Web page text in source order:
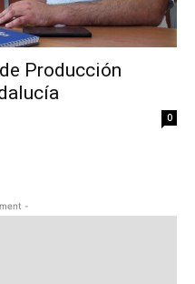
Producción
0
-